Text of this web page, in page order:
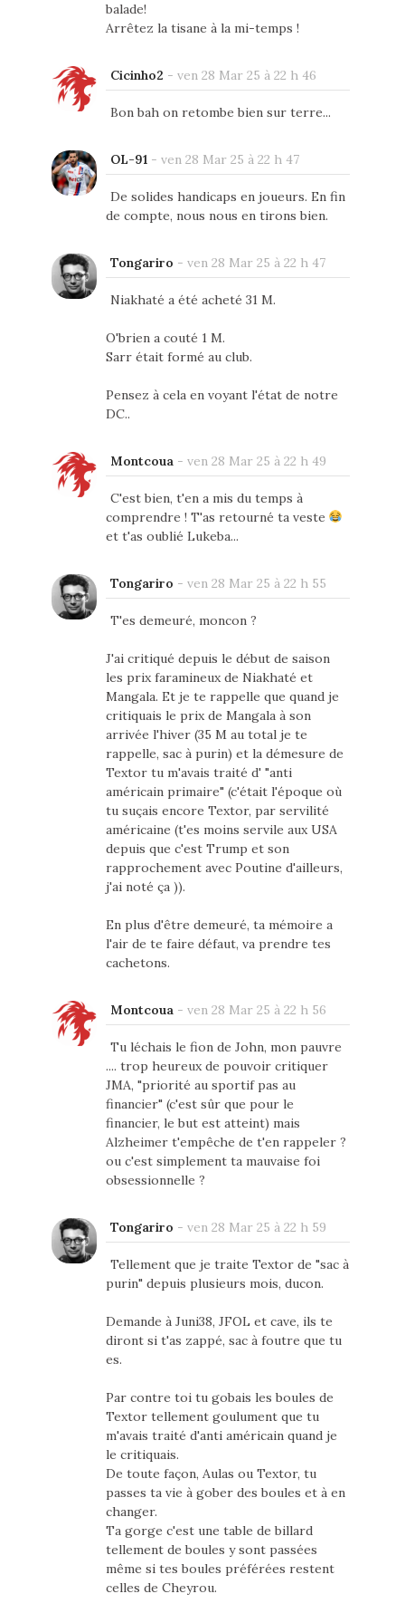
balade!
Arrêtez la tisane à la mi-temps !
Cicinho2 - ven 28 Mar 25 à 22 h 46
Bon bah on retombe bien sur terre...
OL-91- ven 28 Mar 25 à 22 h 47
De solides handicaps en joueurs. En fin
de compte, nous nous en tirons bien.
Tongariro - ven 28 Mar 25 à 22 h 47
Niakhaté a été acheté 31 M.
O'brien a couté 1 M.
Sarr était formé au club.
Pensez à cela en voyant l'état de notre
DC..
Montcoua- ven 28 Mar 25 à 22 h 49
C'est bien, t'en a mis du temps à
comprendre ! T'as retourné ta veste
et t'as oublié Lukeba...
Tongariro - ven 28 Mar 25 à 22 h 55
T'es demeuré, moncon ?
J'ai critiqué depuis le début de saison
les prix faramineux de Niakhaté et
Mangala. Et je te rappelle que quand je
critiquais le prix de Mangala à son
arrivée l'hiver (35 M au total je te
rappelle, sac à purin) et la démesure de
Textor tu m'avais traité d' "anti
américain primaire" (c'était l'époque où
tu suçais encore Textor, par servilité
américaine (t'es moins servile aux USA
depuis que c'est Trump et son
rapprochement avec Poutine d'ailleurs,
j'ai noté ça )).
En plus d'être demeuré, ta mémoire a
l'air de te faire défaut, va prendre tes
cachetons.
Montcoua- ven 28 Mar 25 à 22 h 56
Tu léchais le fion de John, mon pauvre
.... trop heureux de pouvoir critiquer
JMA, "priorité au sportif pas au
financier" (c'est sûr que pour le
financier, le but est atteint) mais
Alzheimer t'empêche de t'en rappeler ?
ou c'est simplement ta mauvaise foi
obsessionnelle ?
Tongariro - ven 28 Mar 25 à 22 h 59
Tellement que je traite Textor de "sac à
purin" depuis plusieurs mois, ducon.
Demande à Juni38, JFOL et cave, ils te
diront si t'as zappé, sac à foutre que tu
es.
Par contre toi tu gobais les boules de
Textor tellement goulument que tu
m'avais traité d'anti américain quand je
le critiquais.
De toute façon, Aulas ou Textor, tu
passes ta vie à gober des boules et à en
changer.
Ta gorge c'est une table de billard
tellement de boules y sont passées
même si tes boules préférées restent
celles de Cheyrou.